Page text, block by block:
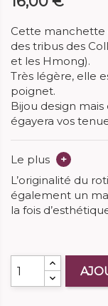
Cette manchette
des tribus des
et les Hmong).
Très légère, elle
poignet.
Bijou design
égayera vos
Le plus
+
L’originalité du
également un
la fois